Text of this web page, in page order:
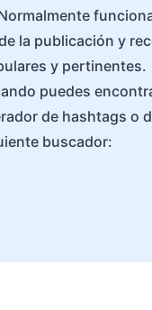
la publicación y
y pertinentes.
puedes
de hashtags o
buscador: